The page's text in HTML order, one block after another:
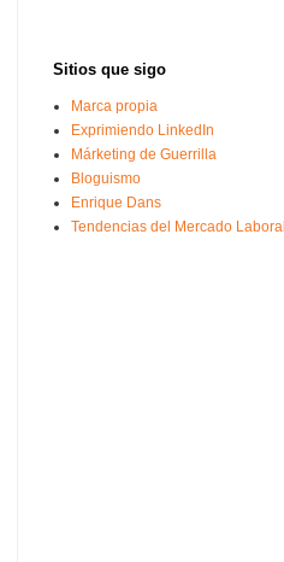
Sitios que sigo
Marca propia
Exprimiendo LinkedIn
Márketing de Guerrilla
Bloguismo
Enrique Dans
Tendencias del Mercado Laboral